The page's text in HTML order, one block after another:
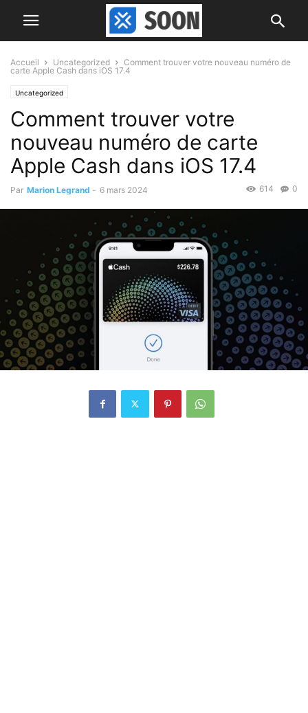
Accueil Uncategorized
Comment trouver votre nouveau numéro de
carte Apple Cash dans iOS 17.4
Uncategorized
Comment trouver votre
nouveau numéro de carte
Apple Cash dans iOS 17.4
Par Marion Legrand - 6 mars 2024 0
614